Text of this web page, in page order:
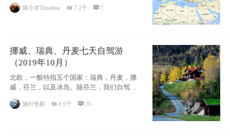
陈小羊Timeline 7.2千 7
挪威、瑞典、丹麦七天自驾游
（2019年10月）
北欧，一般特指五个国家：瑞典，丹麦，挪
威，芬兰，以及冰岛。除芬兰，我们自驾游
旅行色影 8.9千 26